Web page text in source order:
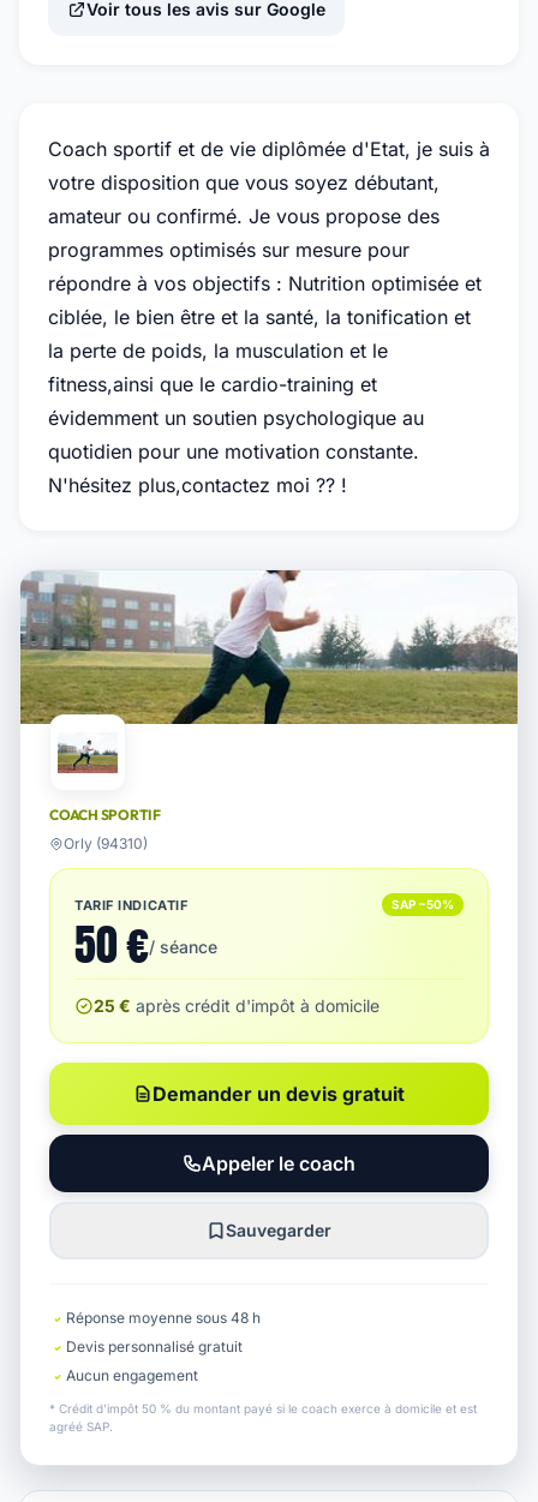
Voir tous les avis sur Google
Coach sportif et de vie diplômée d'Etat, je suis à
votre disposition que vous soyez débutant,
amateur ou confirmé. Je vous propose des
programmes optimisés sur mesure pour
répondre à vos objectifs : Nutrition optimisée et
ciblée, le bien être et la santé, la tonification et
la perte de poids, la musculation et le
fitness,ainsi que le cardio-training et
évidemment un soutien psychologique au
quotidien pour une motivation constante.
N'hésitez plus,contactez moi ?? !
COACH SPORTIF
Orly (94310)
TARIF INDICATIF SAP −50%
50 €/ séance
25 € après crédit d'impôt à domicile
Demander un devis gratuit
Appeler le coach
Sauvegarder
Réponse moyenne sous 48 h
Devis personnalisé gratuit
Aucun engagement
* Crédit d'impôt 50 % du montant payé si le coach exerce à domicile et est
agréé SAP.